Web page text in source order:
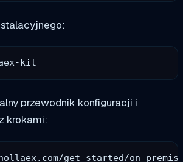
przewodnik konfiguracji i
krokami: